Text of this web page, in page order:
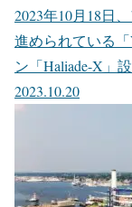
2023年10月18日
進められている
ン「Haliade-X」
2023.10.20